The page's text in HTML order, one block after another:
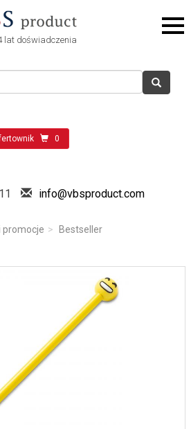
lat doświadczenia
0
info@vbsproduct.com
promocje
Bestseller